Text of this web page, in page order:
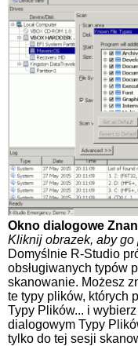
Okno dialogowe
Kliknij obrazek, aby go
Domyślnie R-Studio
obsługiwanych typów
skanowanie. Możesz
te typy plików, których
Typy Plików... i
dialogowym Typy
tylko do tej sesji